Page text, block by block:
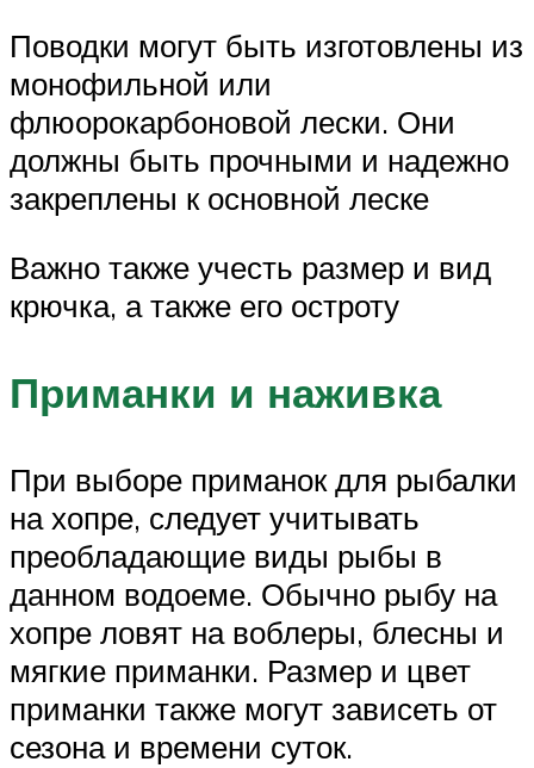
Поводки могут быть изготовлены из
монофильной или
флюорокарбоновой лески. Они
должны быть прочными и надежно
закреплены к основной леске
Важно также учесть размер и вид
крючка, а также его остроту
Приманки и наживка
При выборе приманок для рыбалки
на хопре, следует учитывать
преобладающие виды рыбы в
данном водоеме. Обычно рыбу на
хопре ловят на воблеры, блесны и
мягкие приманки. Размер и цвет
приманки также могут зависеть от
сезона и времени суток.